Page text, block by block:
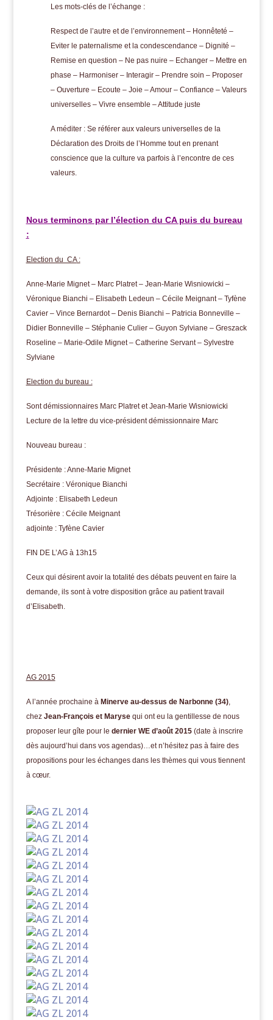
Les mots-clés de l’échange :
Respect de l’autre et de l’environnement – Honnêteté –
Eviter le paternalisme et la condescendance – Dignité –
Remise en question – Ne pas nuire – Echanger – Mettre en
phase – Harmoniser – Interagir – Prendre soin – Proposer
– Ouverture – Ecoute – Joie – Amour – Confiance – Valeurs
universelles – Vivre ensemble – Attitude juste
A méditer : Se référer aux valeurs universelles de la
Déclaration des Droits de l’Homme tout en prenant
conscience que la culture va parfois à l’encontre de ces
valeurs.
Nous terminons par l’élection du CA puis du bureau
:
Election du CA:
Anne-Marie Mignet– Marc Platret– Jean-Marie Wisniowicki –
Véronique Bianchi – Elisabeth Ledeun – Cécile Meignant– Tyfène
Cavier– Vince Bernardot – Denis Bianchi – Patricia Bonneville –
Didier Bonneville – Stéphanie Culier – Guyon Sylviane – Greszack
Roseline – Marie-Odile Mignet – Catherine Servant – Sylvestre
Sylviane
Election du bureau :
Sont démissionnaires Marc Platret et Jean-Marie Wisniowicki
Lecture de la lettre du vice-président démissionnaire Marc
Nouveau bureau :
Présidente : Anne-Marie Mignet
Secrétaire : Véronique Bianchi
Adjointe : Elisabeth Ledeun
Trésorière : Cécile Meignant
adjointe : Tyfène Cavier
FIN DE L’AG à 13h15
Ceux qui désirent avoir la totalité des débats peuvent en faire la
demande, ils sont à votre disposition grâce au patient travail
d’Elisabeth.
AG 2015
A l’année prochaine à Minerve au-dessus de Narbonne (34),
chez Jean-François et Marysequi ont eu la gentillesse de nous
proposer leur gîte pour le dernier WE d’août 2015(date à inscrire
dès aujourd’hui dans vos agendas)…et n’hésitez pas à faire des
propositions pour les échanges dans les thèmes qui vous tiennent
à cœur.